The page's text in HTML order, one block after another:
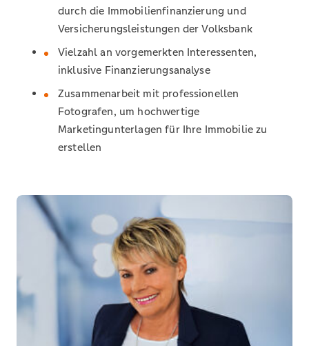
durch die Immobilienfinanzierung und
Versicherungsleistungen der Volksbank
Vielzahl an vorgemerkten Interessenten,
inklusive Finanzierungsanalyse
Zusammenarbeit mit professionellen
Fotografen, um hochwertige
Marketingunterlagen für Ihre Immobilie zu
erstellen